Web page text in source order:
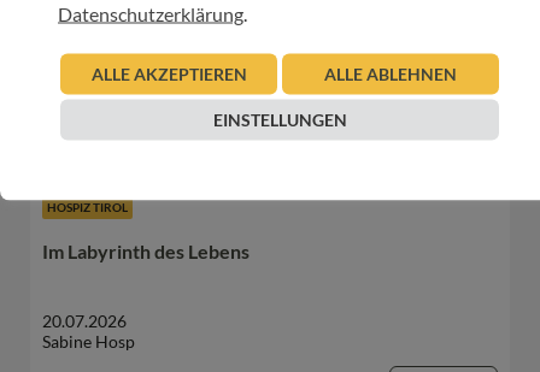
Geschichten, die das Leben schreibt
21.07.2026
Sabine Hosp
HOSPIZ TIROL
Im Labyrinth des Lebens
20.07.2026
Sabine Hosp
Datenschutzerklärung
ALLE AKZEPTIEREN ALLE ABLEHNEN
EINSTELLUNGEN